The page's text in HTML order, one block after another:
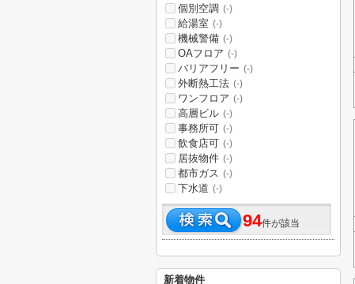
個別空調 (-)
給湯室 (-)
機械警備 (-)
OAフロア (-)
バリアフリー (-)
外断熱工法 (-)
ワンフロア (-)
高層ビル (-)
事務所可 (-)
飲食店可 (-)
居抜物件 (-)
都市ガス (-)
下水道 (-)
94件が該当
新着物件